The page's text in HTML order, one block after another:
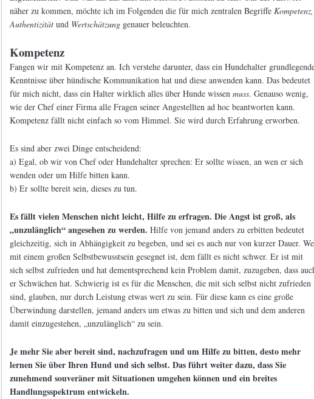
näher zu kommen, möchte ich im Folgenden die für mich zentralen Begriffe Kompetenz,
Authentizitätund Wertschätzunggenauer beleuchten.
Kompetenz
Fangen wir mit Kompetenz an. Ich verstehe darunter, dass ein Hundehalter
Kenntnisse über hündische Kommunikation hat und diese anwenden kann. Das bedeutet
für mich nicht, dass ein Halter wirklich alles über Hunde wissen muss. Genauso wenig,
wie der Chef einer Firma alle Fragen seiner Angestellten ad hoc beantworten kann.
Kompetenz fällt nicht einfach so vom Himmel. Sie wird durch Erfahrung erworben.
Es sind aber zwei Dinge entscheidend:
a) Egal, ob wir von Chef oder Hundehalter sprechen: Er sollte wissen, an wen er sich
wenden oder um Hilfe bitten kann.
b) Er sollte bereit sein, dieses zu tun.
Es fällt vielen Menschen nicht leicht, Hilfe zu erfragen. Die Angst ist groß, als
„unzulänglich“ angesehen zu werden. Hilfe von jemand anders zu erbitten bedeutet
gleichzeitig, sich in Abhängigkeit zu begeben, und sei es auch nur von kurzer Dauer.
mit einem großen Selbstbewusstsein gesegnet ist, dem fällt es nicht schwer. Er ist mit
sich selbst zufrieden und hat dementsprechend kein Problem damit, zuzugeben, dass
er Schwächen hat. Schwierig ist es für die Menschen, die mit sich selbst nicht zufrieden
sind, glauben, nur durch Leistung etwas wert zu sein. Für diese kann es eine große
Überwindung darstellen, jemand anders um etwas zu bitten und sich und dem anderen
damit einzugestehen, „unzulänglich“ zu sein.
Je mehr Sie aber bereit sind, nachzufragen und um Hilfe zu bitten, desto mehr
lernen Sie über Ihren Hund und sich selbst. Das führt weiter dazu, dass Sie
zunehmend souveräner mit Situationen umgehen können und ein breites
Handlungsspektrum entwickeln.